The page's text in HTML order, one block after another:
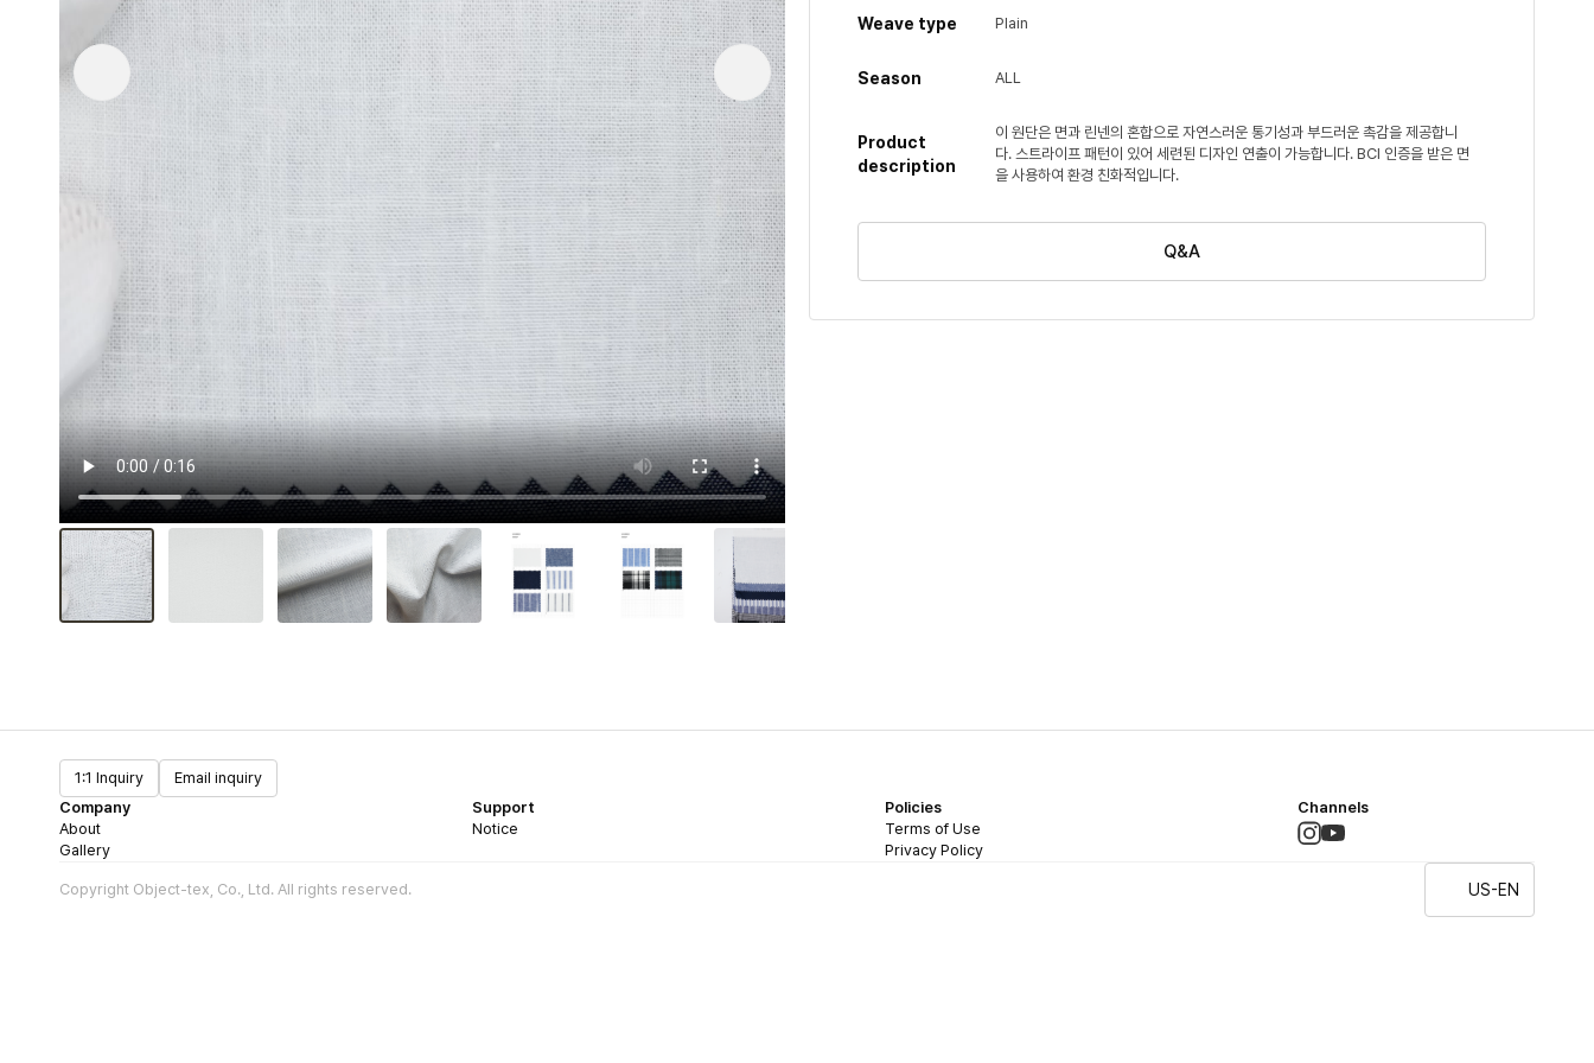
Weave type Plain
Season ALL
Product
description
이 원단은 면과 린넨의 혼합으로 자연스러운 통기성과 부드러운 촉감을 제공합니
다. 스트라이프 패턴이 있어 세련된 디자인 연출이 가능합니다. BCI 인증을 받은 면
을 사용하여 환경 친화적입니다.
Q&A
1:1 Inquiry
Email inquiry
Company
About
Gallery
Support
Notice
Policies
Terms of Use
Privacy Policy
Channels
Copyright Object-tex, Co., Ltd. All rights reserved. US-EN